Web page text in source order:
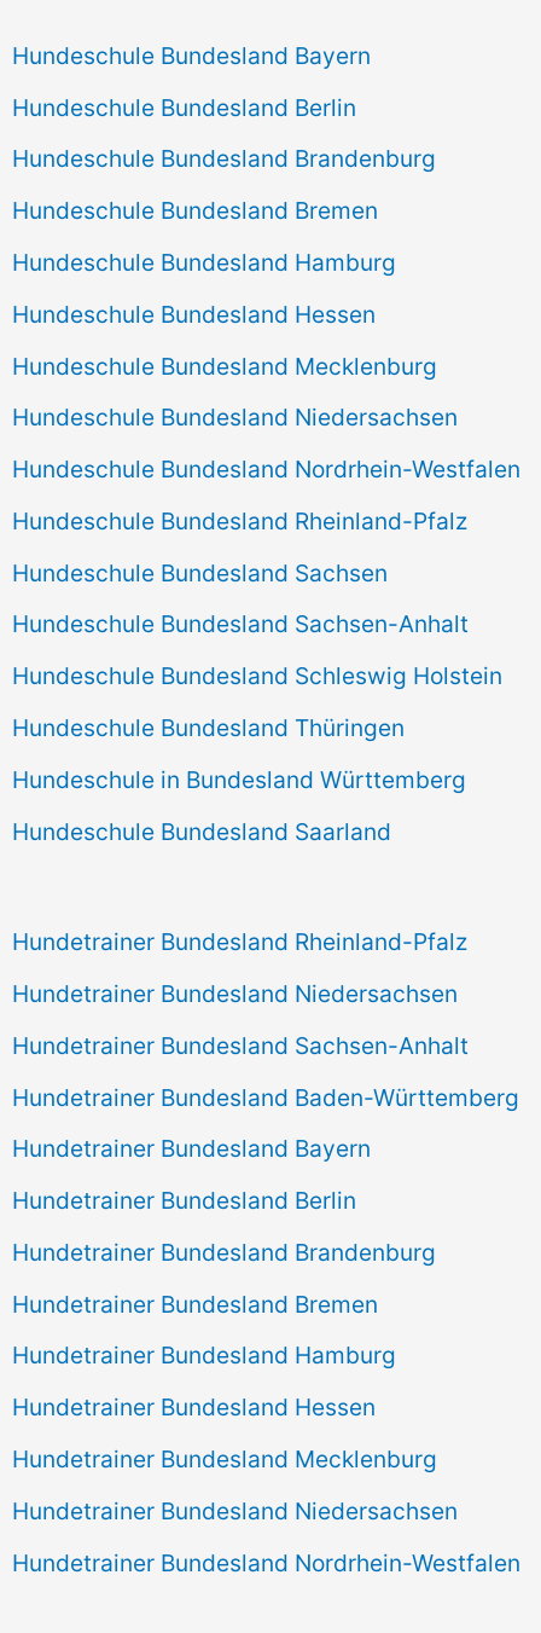
Hundeschule Bundesland Bayern
Hundeschule Bundesland Berlin
Hundeschule Bundesland Brandenburg
Hundeschule Bundesland Bremen
Hundeschule Bundesland Hamburg
Hundeschule Bundesland Hessen
Hundeschule Bundesland Mecklenburg
Hundeschule Bundesland Niedersachsen
Hundeschule Bundesland Nordrhein-Westfalen
Hundeschule Bundesland Rheinland-Pfalz
Hundeschule Bundesland Sachsen
Hundeschule Bundesland Sachsen-Anhalt
Hundeschule Bundesland Schleswig Holstein
Hundeschule Bundesland Thüringen
Hundeschule in Bundesland Württemberg
Hundeschule Bundesland Saarland
Hundetrainer Bundesland Rheinland-Pfalz
Hundetrainer Bundesland Niedersachsen
Hundetrainer Bundesland Sachsen-Anhalt
Hundetrainer Bundesland Baden-Württemberg
Hundetrainer Bundesland Bayern
Hundetrainer Bundesland Berlin
Hundetrainer Bundesland Brandenburg
Hundetrainer Bundesland Bremen
Hundetrainer Bundesland Hamburg
Hundetrainer Bundesland Hessen
Hundetrainer Bundesland Mecklenburg
Hundetrainer Bundesland Niedersachsen
Hundetrainer Bundesland Nordrhein-Westfalen